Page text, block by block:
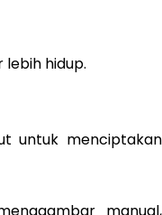
hidup.
untuk menciptakan